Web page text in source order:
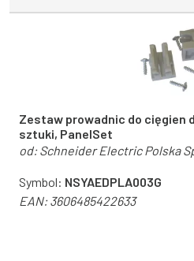
Zestaw prowadnic do cięgien
sztuki, PanelSet
od:Schneider Electric Polska
Symbol: NSYAEDPLA003G
EAN:3606485422633